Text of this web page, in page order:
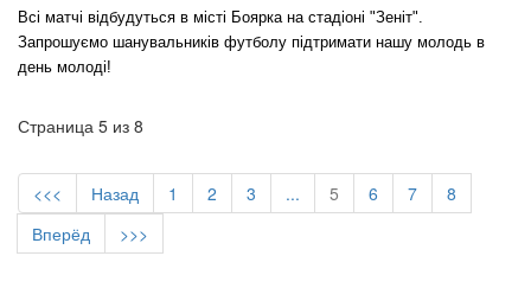
Всі матчі відбудуться в місті Боярка на стадіоні "Зеніт".
Запрошуємо шанувальників футболу підтримати нашу молодь в
день молоді!
Страница 5 из 8
<<< Назад 1 2 3 ... 5 6 7
8
Вперёд
>>>